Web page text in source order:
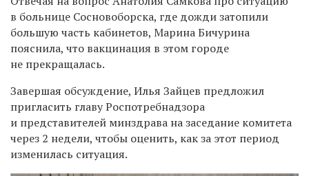
в больнице Сосновоборска, где дожди затопили
большую часть кабинетов, Марина Бичурина
пояснила, что вакцинация в этом городе
не прекращалась.
Завершая обсуждение, Илья Зайцев предложил
пригласить главу Роспотребнадзора
и представителей минздрава на заседание комитета
через 2 недели, чтобы оценить, как за этот период
изменилась ситуация.